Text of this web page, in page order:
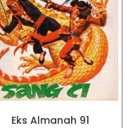
Eks Almanah 91